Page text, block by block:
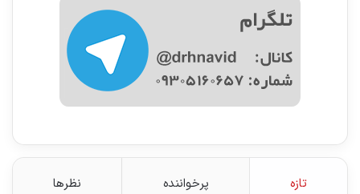
تازه پرخواننده نظرها